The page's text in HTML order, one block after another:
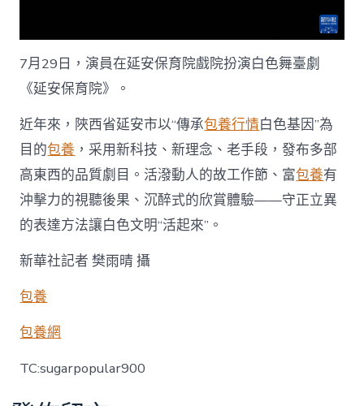
西
延
安：
表
達
讓
白
色
文
7月29日，演員在延安保育院戲院扮演白色舞臺劇
《延安保育院》。
近年來，陜西省延安市以“傳承包養行情白色基因”為
目的包養 ，采用新科技、新理念、老手段，發布多部
高東西的品質劇目。活潑動人的故工作節、富包養有
沖擊力的視聽後果、沉醉式的欣賞體驗——守正立異
的表達方法讓白色文明“活起來”。
新華社記者 樊雨晴 攝
包養
包養網
TC:sugarpopular900